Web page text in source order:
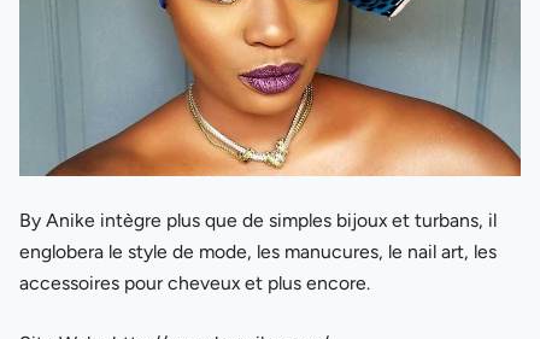
By Anike intègre plus que de simples bijoux et turbans, il
englobera le style de mode, les manucures, le nail art, les
accessoires pour cheveux et plus encore.